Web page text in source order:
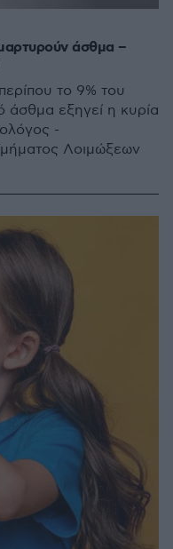
άσθμα –
το 9% του
άσθμα εξηγεί η κυρία
-
Λοιμώξεων